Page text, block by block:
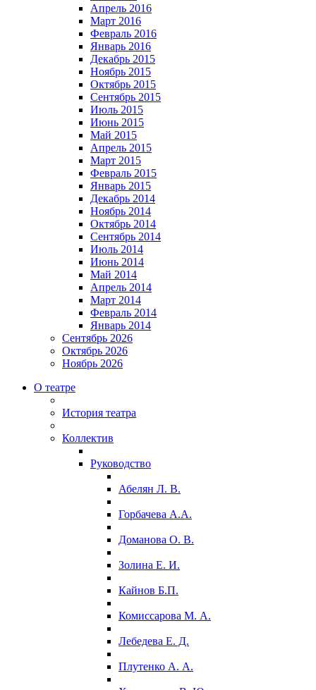
Апрель 2016
Март 2016
Февраль 2016
Январь 2016
Декабрь 2015
Ноябрь 2015
Октябрь 2015
Сентябрь 2015
Июль 2015
Июнь 2015
Май 2015
Апрель 2015
Март 2015
Февраль 2015
Январь 2015
Декабрь 2014
Ноябрь 2014
Октябрь 2014
Сентябрь 2014
Июль 2014
Июнь 2014
Май 2014
Апрель 2014
Март 2014
Февраль 2014
Январь 2014
Сентябрь 2026
Октябрь 2026
Ноябрь 2026
О театре
История театра
Коллектив
Руководство
Абелян Л. В.
Горбачева А.А.
Доманова О. В.
Золина Е. И.
Кайнов Б.П.
Комиссарова М. А.
Лебедева Е. Д.
Плутенко А. А.